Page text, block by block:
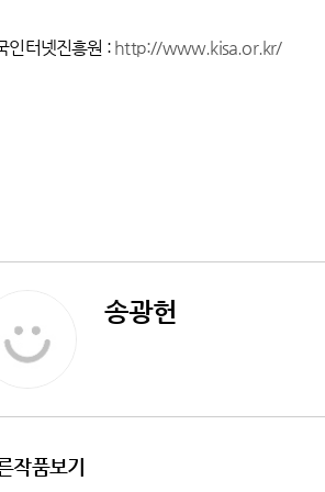
인터넷진흥원 : http://www.kisa.or.kr/
송광헌
작품보기